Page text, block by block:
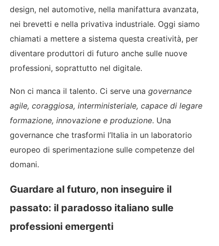
design, nel automotive, nella manifattura avanzata,
nei brevetti e nella privativa industriale. Oggi siamo
chiamati a mettere a sistema questa creatività, per
diventare produttori di futuro anche sulle nuove
professioni, soprattutto nel digitale.
Non ci manca il talento. Ci serve una governance
agile, coraggiosa, interministeriale, capace di legare
formazione, innovazione e produzione. Una
governance che trasformi l’Italia in un laboratorio
europeo di sperimentazione sulle competenze del
domani.
Guardare al futuro, non inseguire il
passato: il paradosso italiano sulle
professioni emergenti